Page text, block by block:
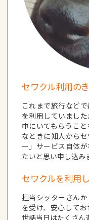
セワクル利用の
これまで旅行など
を利用していまし
中にいてもらうこ
なときに知人から
ー」サービス自体
たいと思い申し込み
セワクルを利用
担当シッターさん
を受け、安心して
世話当日はたくさん